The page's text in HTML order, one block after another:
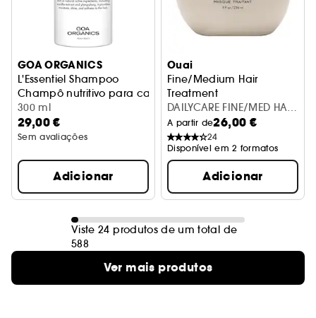
GOA ORGANICS
L'Essentiel Shampoo
Champô nutritivo para cabelos grossos
300 ml
29,00 €
Sem avaliações
Adicionar
Ouai
Fine/Medium Hair
Treatment
Máscara Capilar
DAILYCARE FINE/MED HAIR
TREATMENT MASQUE
A partir de26,00 €
24
Disponível em 2 formatos
Adicionar
Viste 24 produtos de um total de
588
Ver mais produtos